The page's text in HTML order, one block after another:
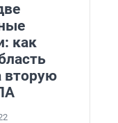
как
вторую